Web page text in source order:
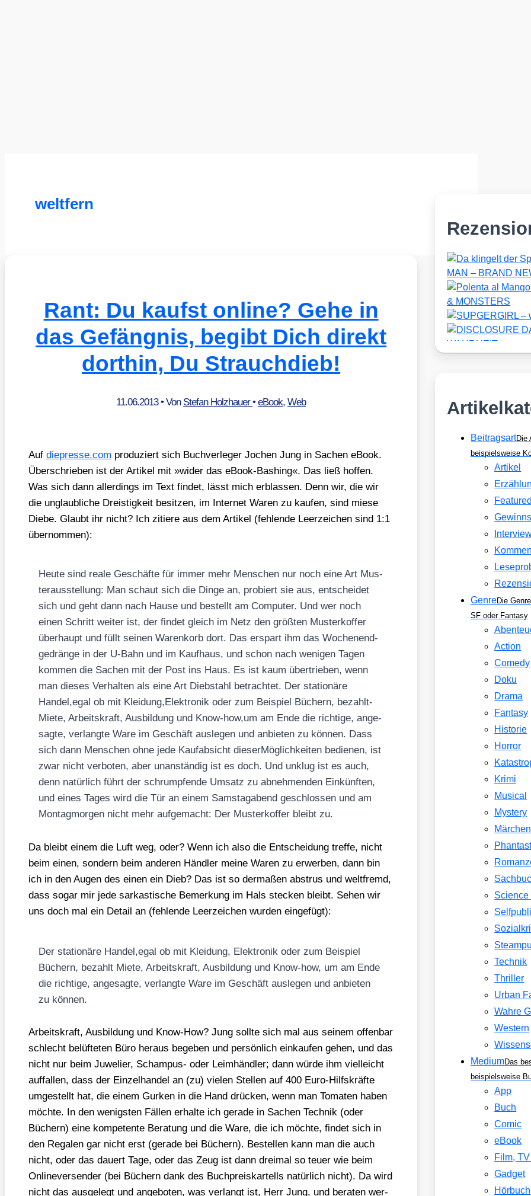
weltfern
Rant: Du kaufst online? Gehe in
das Gefängnis, begibt Dich direkt
dorthin, Du Strauchdieb!
11.06.2013• Von Stefan Holzhauer•eBook,Web
Auf die​pres​se​.com pro­du­ziert sich Buch­ver­le­ger Jochen Jung in Sachen eBook.
Über­schrie­ben ist der Arti­kel mit »wider das eBook-Bas­hing«. Das ließ hof­fen.
Was sich dann aller­dings im Text fin­det, lässt mich erblas­sen. Denn wir, die wir
die unglaub­li­che Dreis­tig­keit besit­zen, im Inter­net Waren zu kau­fen, sind mie­se
Die­be. Glaubt ihr nicht? Ich zitie­re aus dem Arti­kel (feh­len­de Leer­zei­chen sind 1:1
über­nom­men):
Heu­te sind rea­le Geschäf­te für immer mehr Men­schen nur noch eine Art Mus­
ter­aus­stel­lung: Man schaut sich die Din­ge an, pro­biert sie aus, ent­schei­det
sich und geht dann nach Hau­se und bestellt am Com­pu­ter. Und wer noch
einen Schritt wei­ter ist, der fin­det gleich im Netz den größ­ten Mus­ter­kof­fer
über­haupt und füllt sei­nen Waren­korb dort. Das erspart ihm das Wochen­end­
ge­drän­ge in der U‑Bahn und im Kauf­haus, und schon nach weni­gen Tagen
kom­men die Sachen mit der Post ins Haus. Es ist kaum über­trie­ben, wenn
man die­ses Ver­hal­ten als eine Art Dieb­stahl betrach­tet. Der sta­tio­nä­re
Handel,egal ob mit Kleidung,Elektronik oder zum Bei­spiel Büchern, bezahlt­
Mie­te, Arbeits­kraft, Aus­bil­dung und Know-how,um am Ende die rich­ti­ge, ange­
sag­te, ver­lang­te Ware im Geschäft aus­le­gen und anbie­ten zu kön­nen. Dass
sich dann Men­schen ohne jede Kauf­ab­sicht die­ser­Mög­lich­kei­ten bedie­nen, ist
zwar nicht ver­bo­ten, aber unan­stän­dig ist es doch. Und unklug ist es auch,
denn natür­lich führt der schrump­fen­de Umsatz zu abneh­men­den Ein­künf­ten,
und eines Tages wird die Tür an einem Sams­tag­abend geschlos­sen und am
Mon­tag­mor­gen nicht mehr auf­ge­macht: Der Mus­ter­kof­fer bleibt zu.
Da bleibt einem die Luft weg, oder? Wenn ich also die Ent­schei­dung tref­fe, nicht
beim einen, son­dern beim ande­ren Händ­ler mei­ne Waren zu erwer­ben, dann bin
ich in den Augen des einen ein Dieb? Das ist so der­ma­ßen abstrus und welt­fremd,
dass sogar mir jede sar­kas­ti­sche Bemer­kung im Hals ste­cken bleibt. Sehen wir
uns doch mal ein Detail an (feh­len­de Leer­zei­chen wur­den ein­ge­fügt):
Der sta­tio­nä­re Handel,egal ob mit Klei­dung, Elek­tro­nik oder zum Bei­spiel
Büchern, bezahlt Mie­te, Arbeits­kraft, Aus­bil­dung und Know-how, um am Ende
die rich­ti­ge, ange­sag­te, ver­lang­te Ware im Geschäft aus­le­gen und anbie­ten
zu kön­nen.
Arbeits­kraft, Aus­bil­dung und Know-How? Jung soll­te sich mal aus sei­nem offen­bar
schlecht belüf­te­ten Büro her­aus bege­ben und per­sön­lich ein­kau­fen gehen, und das
nicht nur beim Juwe­lier, Scham­pus- oder Leim­händ­ler; dann wür­de ihm viel­leicht
auf­fal­len, dass der Ein­zel­han­del an (zu) vie­len Stel­len auf 400 Euro-Hilfs­kräf­te
umge­stellt hat, die einem Gur­ken in die Hand drü­cken, wenn man Toma­ten haben
möch­te. In den wenigs­ten Fäl­len erhal­te ich gera­de in Sachen Tech­nik (oder
Büchern) eine kom­pe­ten­te Bera­tung und die Ware, die ich möch­te, fin­det sich in
den Rega­len gar nicht erst (gera­de bei Büchern). Bestel­len kann man die auch
nicht, oder das dau­ert Tage, oder das Zeug ist dann drei­mal so teu­er wie beim
Onlin­ever­sen­der (bei Büchern dank des Buch­preis­kar­tells natür­lich nicht). Da wird
nicht das aus­ge­legt und ange­bo­ten, was ver­langt ist, Herr Jung, und bera­ten wer­
BeitragsartDie
beispielsweise
Artikel
GenreDie
SF oder Fantasy
Action
Comedy
Doku
Drama
Fantasy
Historie
Horror
Krimi
Musical
Mystery
Märchen
Science
Technik
Thriller
Urban
Wahre
Western
MediumDas
beispielsweise
App
Buch
Comic
eBook
Film,
Gadget
Hörbuch